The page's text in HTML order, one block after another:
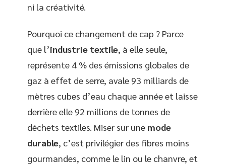
ni la créativité.
Pourquoi ce changement de cap ? Parce
que l’industrie textile, à elle seule,
représente 4 % des émissions globales de
gaz à effet de serre, avale 93 milliards de
mètres cubes d’eau chaque année et laisse
derrière elle 92 millions de tonnes de
déchets textiles. Miser sur une mode
durable, c’est privilégier des fibres moins
gourmandes, comme le lin ou le chanvre, et